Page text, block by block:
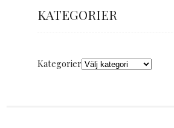
KATEGORIER
Kategorier